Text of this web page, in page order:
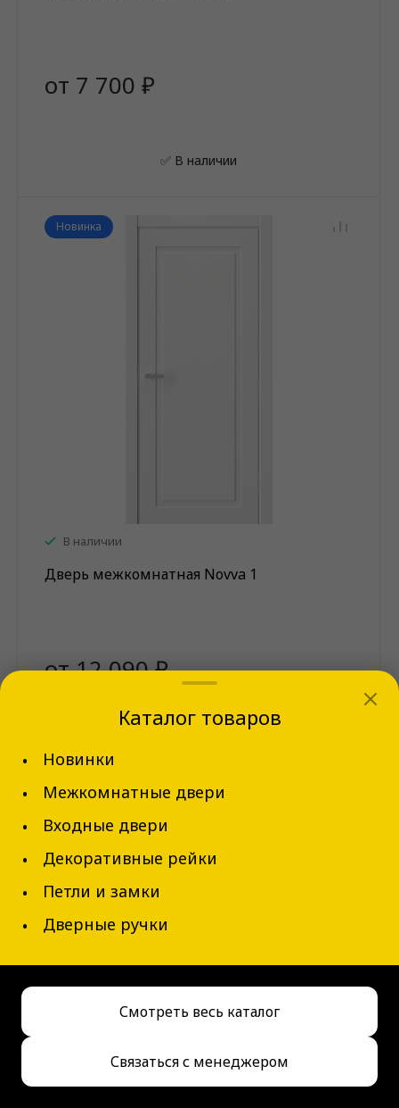
от 7 700 ₽
✅ В наличии
Новинка
В наличии
Дверь межкомнатная Novva 1
от 12 090 ₽
Каталог товаров
Новинки
Межкомнатные двери
Входные двери
Декоративные рейки
Петли и замки
Дверные ручки
Смотреть весь каталог
Связаться с менеджером